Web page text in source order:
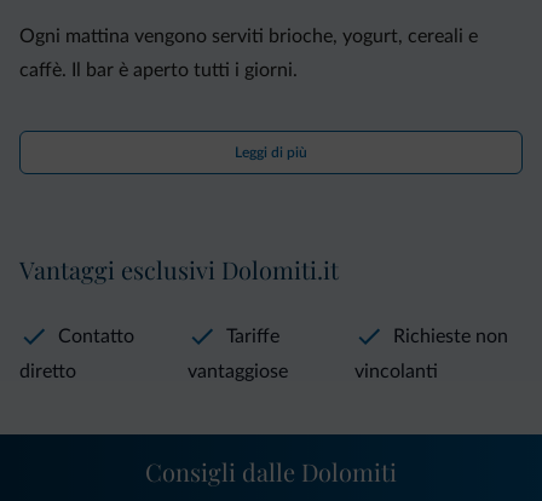
Ogni mattina vengono serviti brioche, yogurt, cereali e
caffè. Il bar è aperto tutti i giorni.
In loco potrete acquistare skipass. La struttura offre
gratuitamente un parcheggio all'aperto e un garage,
Leggi di più
Vantaggi esclusivi Dolomiti.it
Contatto
diretto
Tariffe
vantaggiose
Richieste non
vincolanti
Consigli dalle Dolomiti